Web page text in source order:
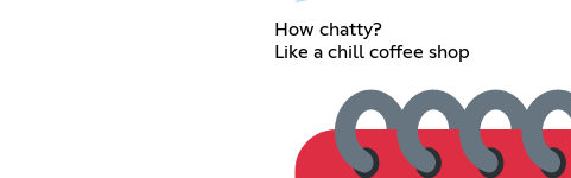
How chatty?
Like a chill coffee shop